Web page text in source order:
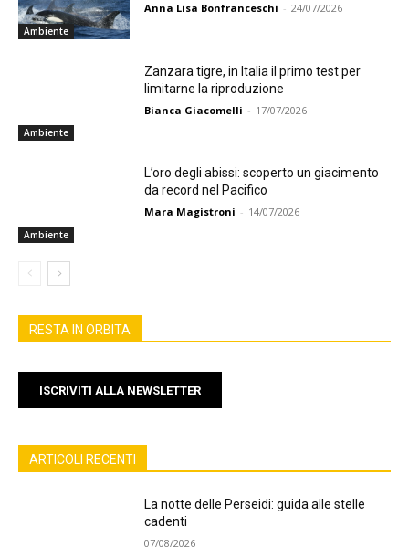
Ambiente
Anna Lisa Bonfranceschi - 24/07/2026
Ambiente
Zanzara tigre, in Italia il primo test per
limitarne la riproduzione
Bianca Giacomelli - 17/07/2026
Ambiente
L’oro degli abissi: scoperto un giacimento
da record nel Pacifico
Mara Magistroni - 14/07/2026
RESTA IN ORBITA
ISCRIVITI ALLA NEWSLETTER
ARTICOLI RECENTI
La notte delle Perseidi: guida alle stelle
cadenti
07/08/2026